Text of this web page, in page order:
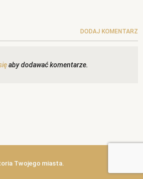
DODAJ KOMENTARZ
aby dodawać komentarze.
Twojego miasta.